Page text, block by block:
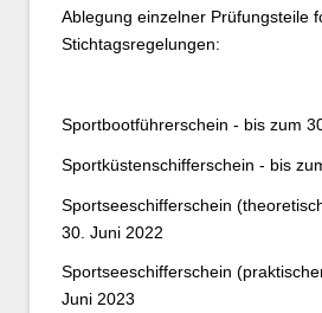
Ablegung einzelner Prüfungsteile
Stichtagsregelungen:
Sportbootführerschein - bis zum
Sportküstenschifferschein - bis
Sportseeschifferschein
30. Juni 2022
Sportseeschifferschein
Juni 2023